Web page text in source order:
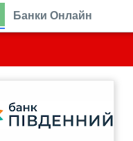
Банки Онлайн